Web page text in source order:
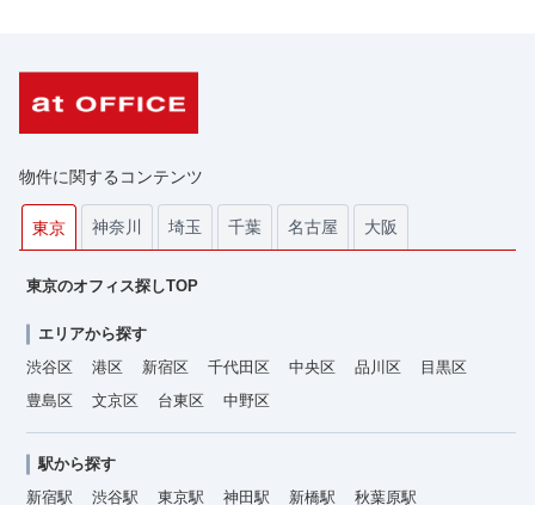
物件に関するコンテンツ
東京 神奈川 埼玉 千葉 名古屋 大阪
東京のオフィス探しTOP
エリアから探す
渋谷区
港区 新宿区 千代田区 中央区 品川区
目黒区
豊島区
文京区 台東区 中野区
駅から探す
新宿駅
渋谷駅 東京駅 神田駅 新橋駅
秋葉原駅